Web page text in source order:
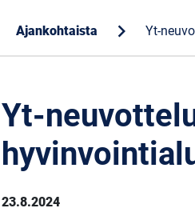
Ajankohtaista chevron_right Yt-
Yt-
23.8.2024